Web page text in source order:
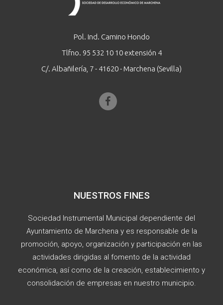
Pol. Ind. Camino Hondo
Tlfno. 95 532 10 10 extensión 4
C/. Albañilería, 7 - 41620 - Marchena (Sevilla)
NUESTROS FINES
Sociedad Instrumental Municipal dependiente del
Ayuntamiento de Marchena y es responsable de la
promoción, apoyo, organización y participación en las
actividades dirigidas al fomento de la actividad
económica, así como de la creación, establecimiento y
consolidación de empresas en nuestro municipio.